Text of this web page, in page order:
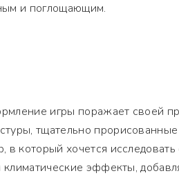
и поглощающим.
игры поражает своей
тщательно
в который хочется
климатические эффекты,